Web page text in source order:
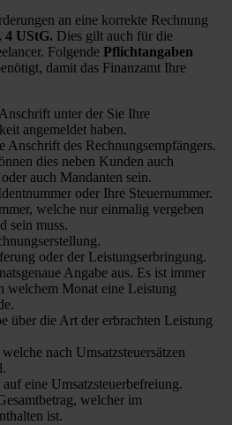
an eine korrekte Rechnung
4 UStG. Dies gilt auch für die
Folgende Pflichtangaben
damit das Finanzamt Ihre
unter der Sie Ihre
angemeldet haben.
Anschrift des Rechnungsempfängers.
dies neben Kunden auch
auch Mandanten sein.
oder Ihre Steuernummer.
welche nur einmalig vergeben
sein muss.
oder der Leistungserbringung.
Angabe aus. Es ist immer
welchem Monat eine Leistung
über die Art der erbrachten Leistung
nach Umsatzsteuersätzen
eine Umsatzsteuerbefreiung.
welcher im
ist.